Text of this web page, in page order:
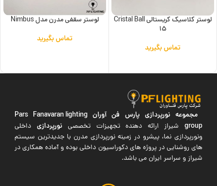
لوستر کلاسیک کریستالی Cristal Ball
15
تماس بگیرید
لوستر سقفی مدرن مدل Nimbus
تماس بگیرید
مجموعه نورپردازی پارس فن آوران Pars Fanavaran lighting
groupشیراز ارائه دهنده تجهیزات تخصصی نورپردازی داخلی
ونورپردازی نما، پیشرو در زمینه نورپردازی مدرن با جدیدترین سیستم
های روشنایی در پروژه های دکوراسیون داخلی بوده و آماده همکاری در
شیراز و سراسر ایران می باشد.